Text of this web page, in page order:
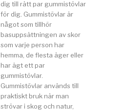
dig till rätt par gummistövlar
för dig. Gummistövlar är
något som tillhör
basuppsättningen av skor
som varje person har
hemma, de flesta äger eller
har ägt ett par
gummistövlar.
Gummistövlar används till
praktiskt bruk när man
strövar i skog och natur,